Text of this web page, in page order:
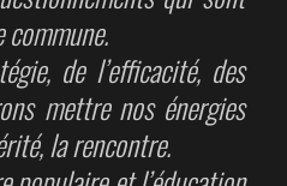
de l’efficacité, des
mettre nos énergies
la rencontre.